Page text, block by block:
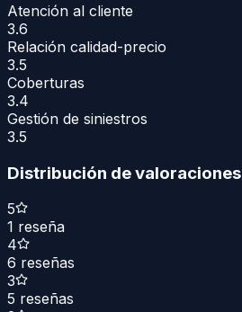
Atención al cliente
3.6
Relación calidad-precio
3.5
Coberturas
3.4
Gestión de siniestros
3.5
Distribución de valoraciones
5
1 reseña
4
6 reseñas
3
5 reseñas